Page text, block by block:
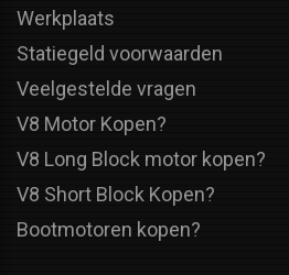
Werkplaats
Statiegeld voorwaarden
Veelgestelde vragen
V8 Motor Kopen?
V8 Long Block motor kopen?
V8 Short Block Kopen?
Bootmotoren kopen?